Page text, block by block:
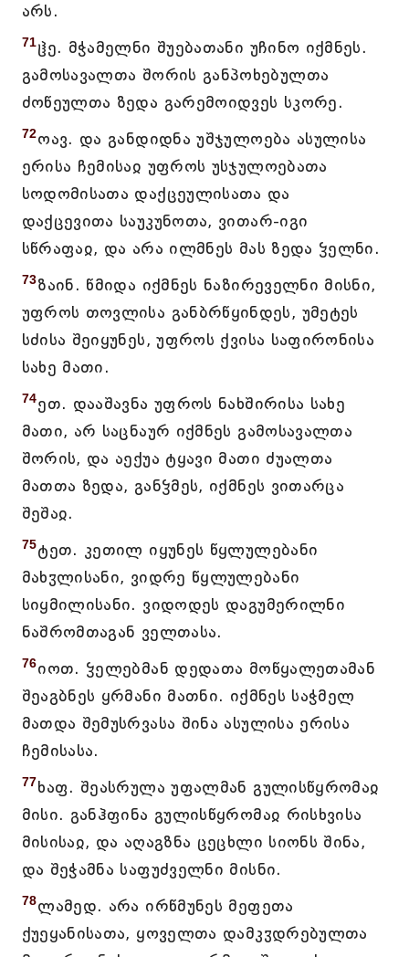
არს.
71ჱე. მჭამელნი შუებათანი უჩინო იქმნეს.
გამოსავალთა შორის განპოხებულთა
ძოწეულთა ზედა გარემოიდვეს სკორე.
72ოავ. და განდიდნა უშჯულოება ასულისა
ერისა ჩემისაჲ უფროს უსჯულოებათა
სოდომისათა დაქცეულისათა და
დაქცევითა საუკუნოთა, ვითარ-იგი
სწრაფაჲ, და არა ილმნეს მას ზედა ჴელნი.
73ზაინ. წმიდა იქმნეს ნაზირეველნი მისნი,
უფროს თოვლისა განბრწყინდეს, უმეტეს
სძისა შეიყუნეს, უფროს ქვისა საფირონისა
სახე მათი.
74ეთ. დააშავნა უფროს ნახშირისა სახე
მათი, არ საცნაურ იქმნეს გამოსავალთა
შორის, და აექუა ტყავი მათი ძუალთა
მათთა ზედა, განჴმეს, იქმნეს ვითარცა
შეშაჲ.
75ტეთ. კეთილ იყუნეს წყლულებანი
მახჳლისანი, ვიდრე წყლულებანი
სიყმილისანი. ვიდოდეს დაგუმერილნი
ნაშრომთაგან ველთასა.
76იოთ. ჴელებმან დედათა მოწყალეთამან
შეაგბნეს ყრმანი მათნი. იქმნეს საჭმელ
მათდა შემუსრვასა შინა ასულისა ერისა
ჩემისასა.
77ხაფ. შეასრულა უფალმან გულისწყრომაჲ
მისი. განჰფინა გულისწყრომაჲ რისხვისა
მისისაჲ, და აღაგზნა ცეცხლი სიონს შინა,
და შეჭამნა საფუძველნი მისნი.
78ლამედ. არა ირწმუნეს მეფეთა
ქუეყანისათა, ყოველთა დამკჳდრებულთა